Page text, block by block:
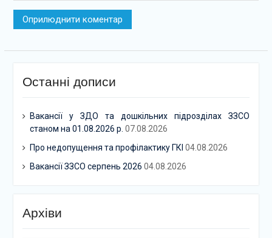
Останні дописи
Вакансії у ЗДО та дошкільних підрозділах ЗЗСО
станом на 01.08.2026 р. 07.08.2026
Про недопущення та профілактику ГКІ 04.08.2026
Вакансії ЗЗСО серпень 2026 04.08.2026
Архіви